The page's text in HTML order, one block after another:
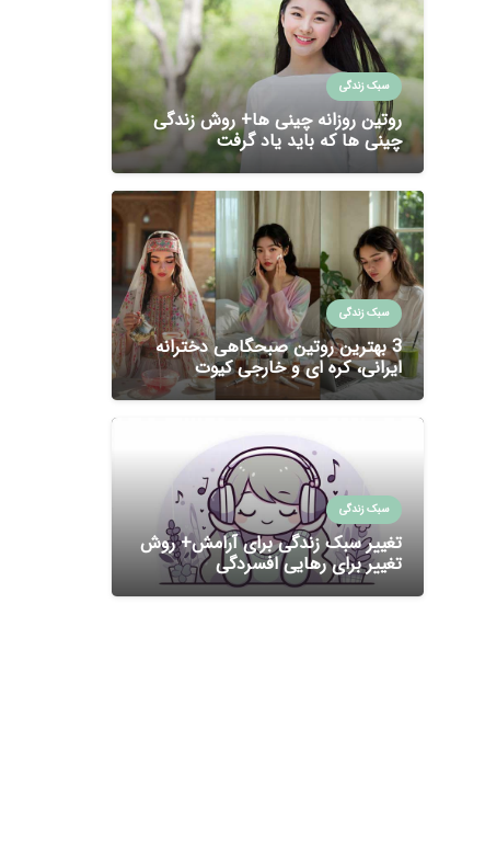
سبک زندگی
روتین روزانه چینی ها+ روش زندگی
چینی ها که باید یاد گرفت
سبک زندگی
3 بهترین روتین صبحگاهی دخترانه
ایرانی، کره ای و خارجی کیوت
سبک زندگی
تغییر سبک زندگی برای آرامش+ روش
تغییر برای رهایی افسردگی